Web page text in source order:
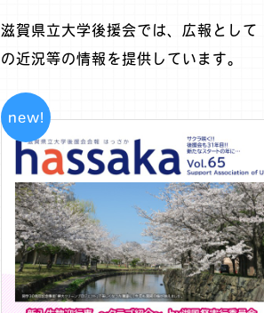
滋賀県立大学後援会では、広報とし
の近況等の情報を提供しています。
new!